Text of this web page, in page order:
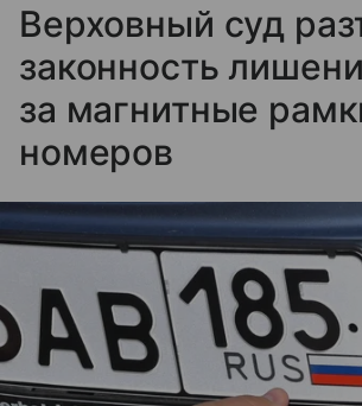
Верховный суд
законность
за магнитные
номеров